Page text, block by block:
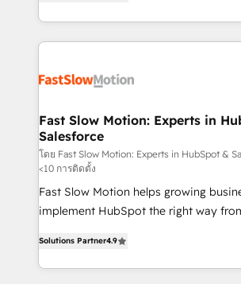
Implementation, Data Migration &
Integration. 📩 Parlons de votre projet →
adoption, messy data, and
getting in the way. That’s where we come in. We
design, implement, and optimise
services include: - Choosing the right HubSpot
package for your business - Full CRM, Marketing, and
Sales Hub implementations - Custom dashboards
and reporting - Workflow automation and data
clean-up - Sales enablement and team training -
Ongoing optimisation and RevOps support
engine it’s meant to be.
Fast Slow Motion: Experts in
Salesforce
โดย Fast Slow Motion: Experts in HubSpot &
<10 การติดตั้ง
Fast Slow Motion helps growing
implement HubSpot the right way
Highly certified in both HubSpot and
bring deep experience in CRM
Solutions Partner4.9